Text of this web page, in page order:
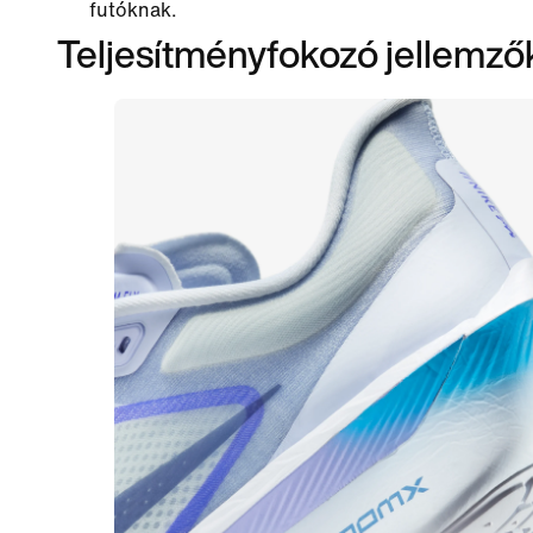
futóknak.
Teljesítményfokozó